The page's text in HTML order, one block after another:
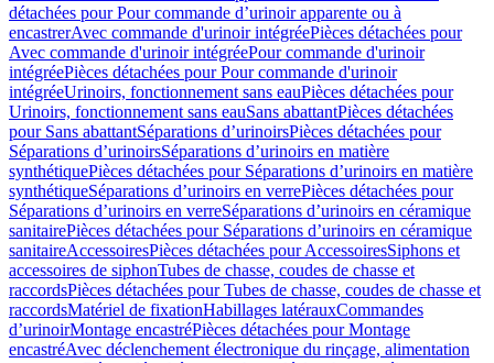
détachées pour Pour commande d’urinoir apparente ou à
encastrerAvec commande d'urinoir intégréePièces détachées pour
Avec commande d'urinoir intégréePour commande d'urinoir
intégréePièces détachées pour Pour commande d'urinoir
intégréeUrinoirs, fonctionnement sans eauPièces détachées pour
Urinoirs, fonctionnement sans eauSans abattantPièces détachées
pour Sans abattantSéparations d’urinoirsPièces détachées pour
Séparations d’urinoirsSéparations d’urinoirs en matière
synthétiquePièces détachées pour Séparations d’urinoirs en matière
synthétiqueSéparations d’urinoirs en verrePièces détachées pour
Séparations d’urinoirs en verreSéparations d’urinoirs en céramique
sanitairePièces détachées pour Séparations d’urinoirs en céramique
sanitaireAccessoiresPièces détachées pour AccessoiresSiphons et
accessoires de siphonTubes de chasse, coudes de chasse et
raccordsPièces détachées pour Tubes de chasse, coudes de chasse et
raccordsMatériel de fixationHabillages latérauxCommandes
dʼurinoirMontage encastréPièces détachées pour Montage
encastréAvec déclenchement électronique du rinçage, alimentation